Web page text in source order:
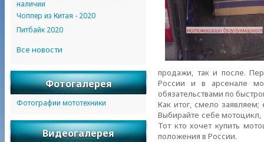
продажи, так и после.
России и в арсенале
обязательствами по
Как итог, смело
Выбирайте себе
Тот кто хочет купить
положения в России.
наличии
Чоппер из Китая - 2020
Питбайк 2020
Все новости
Фотогалерея
Фотографии мототехники
Видеогалерея